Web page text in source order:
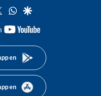
twitterwhatsapp
google
youtube-
en
en